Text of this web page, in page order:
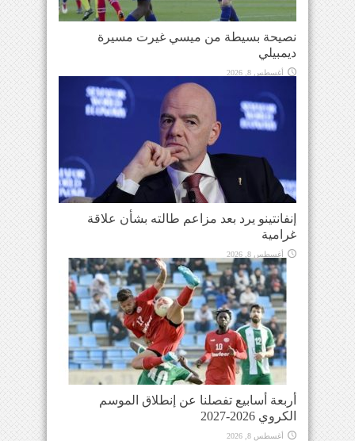
نصيحة بسيطة من ميسي غيرت مسيرة
ديمبيلي
أغسطس 8, 2026
إنفانتينو يرد بعد مزاعم طالته بشأن علاقة
غرامية
أغسطس 8, 2026
أربعة أسابيع تفصلنا عن إنطلاق الموسم
الكروي 2026-2027
أغسطس 8, 2026